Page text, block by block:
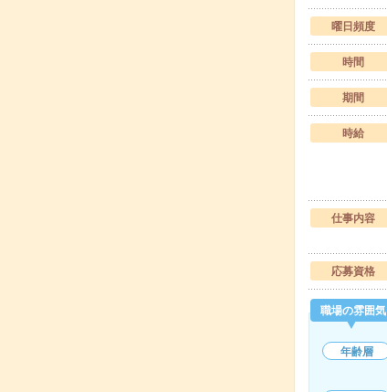
曜日頻度
時間
期間
時給
仕事内容
応募資格
職場の雰囲気
年齢層